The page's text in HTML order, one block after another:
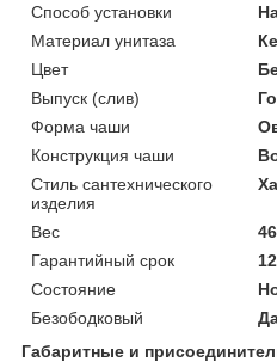
Способ установки
Материал унитаза
Цвет
Выпуск (слив)
Форма чаши
Конструкция чаши
Стиль сантехнического
изделия
Вес
Гарантийный срок
Состояние
Безободковый
Габаритные и